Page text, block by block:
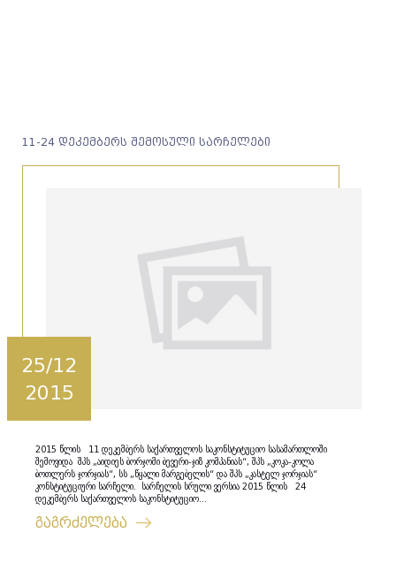
11-24 დეკემბერს შემოსული სარჩელები
25/12
2015
2015 წლის 11 დეკემბერს საქართველოს საკონსტიტუციო სასამართლოში
შემოვიდა შპს „აიდიეს ბორჯომი ბევერი-ჯიზ კომპანიას“, შპს „კოკა-კოლა
ბოთლერს ჯორჯიას“, სს „წყალი მარგებელის“ და შპს „კასტელ ჯორჯიას“
კონსტიტუციური სარჩელი. სარჩელის სრული ვერსია 2015 წლის 24
დეკემბერს საქართველოს საკონსტიტუციო...
გაგრძელება